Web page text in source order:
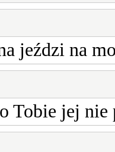
jeździ na
Tobie jej nie